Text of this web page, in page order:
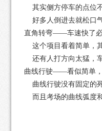
其实侧方停车的点位
好多人倒进去就松口
直角转弯——车速快了
这个项目看着简单，
还有人打方向太猛，
曲线行驶——看似简单，
曲线行驶没有固定的
而且考场的曲线弧度